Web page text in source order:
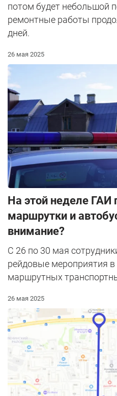
потом будет небольшой
ремонтные работы
дней.
26 мая 2025
На этой неделе ГАИ
маршрутки и
внимание?
С 26 по 30 мая
рейдовые мероприятия
маршрутных
26 мая 2025